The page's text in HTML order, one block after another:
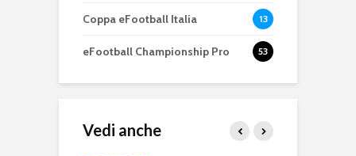
Coppa eFootball Italia 13
eFootball Championship Pro 53
Vedi anche